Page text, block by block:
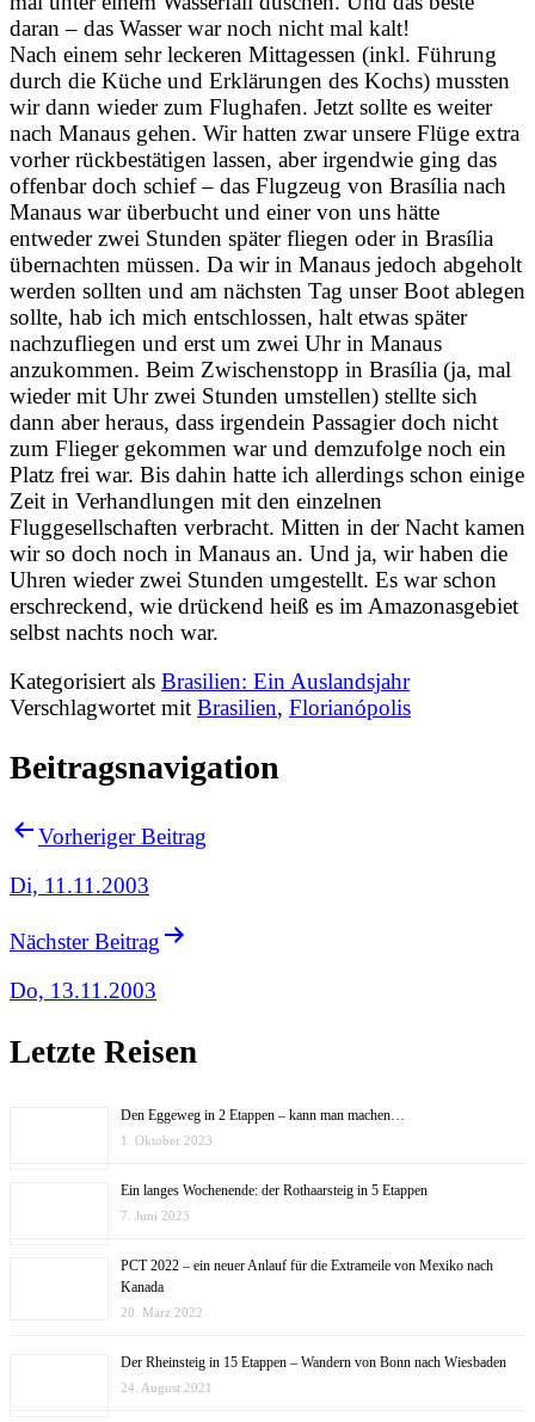
daran – das Wasser war noch nicht mal kalt!
Nach einem sehr leckeren Mittagessen (inkl. Führung
durch die Küche und Erklärungen des Kochs) mussten
wir dann wieder zum Flughafen. Jetzt sollte es weiter
nach Manaus gehen. Wir hatten zwar unsere Flüge extra
vorher rückbestätigen lassen, aber irgendwie ging das
offenbar doch schief – das Flugzeug von Brasília nach
Manaus war überbucht und einer von uns hätte
entweder zwei Stunden später fliegen oder in Brasília
übernachten müssen. Da wir in Manaus jedoch abgeholt
werden sollten und am nächsten Tag unser Boot ablegen
sollte, hab ich mich entschlossen, halt etwas später
nachzufliegen und erst um zwei Uhr in Manaus
anzukommen. Beim Zwischenstopp in Brasília (ja, mal
wieder mit Uhr zwei Stunden umstellen) stellte sich
dann aber heraus, dass irgendein Passagier doch nicht
zum Flieger gekommen war und demzufolge noch ein
Platz frei war. Bis dahin hatte ich allerdings schon einige
Zeit in Verhandlungen mit den einzelnen
Fluggesellschaften verbracht. Mitten in der Nacht kamen
wir so doch noch in Manaus an. Und ja, wir haben die
Uhren wieder zwei Stunden umgestellt. Es war schon
erschreckend, wie drückend heiß es im Amazonasgebiet
selbst nachts noch war.
Kategorisiert als Brasilien: Ein Auslandsjahr
Verschlagwortet mit Brasilien, Florianópolis
Beitragsnavigation
Vorheriger Beitrag
Di, 11.11.2003
Nächster Beitrag
Do, 13.11.2003
Letzte Reisen
Den Eggeweg in 2 Etappen – kann man machen…
1. Oktober 2023
Ein langes Wochenende: der Rothaarsteig in 5 Etappen
7. Juni 2023
PCT 2022 – ein neuer Anlauf für die Extrameile von Mexiko nach
Kanada
20. März 2022
Der Rheinsteig in 15 Etappen – Wandern von Bonn nach Wiesbaden
24. August 2021